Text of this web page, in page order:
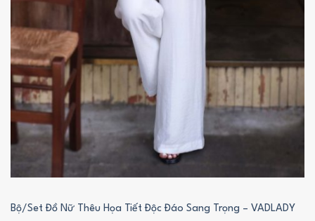
Bộ/Set Đồ Nữ Thêu Họa Tiết Độc Đáo Sang Trọng – VADLADY